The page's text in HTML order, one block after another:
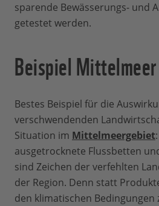
sparende Bewässerungs- und
getestet werden.
Beispiel Mittelmeer
Bestes Beispiel für die
verschwendenden
Situation im Mittelmeergebiet
ausgetrocknete Flussbetten
sind Zeichen der verfehlten
der Region. Denn statt
den klimatischen